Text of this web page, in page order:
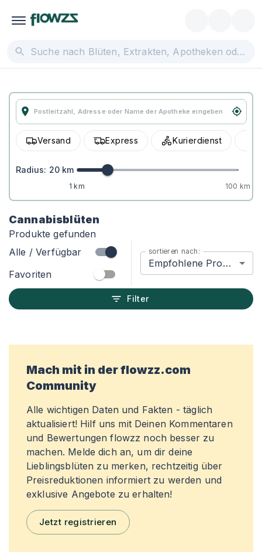
Versand Express Kurierdienst
Radius: 20 km
1 km 100 km
Cannabisblüten
Produkte gefunden
Alle / Verfügbar
Favoriten
sortieren nach:
Empfohlene Produkte
Filter
Mach mit in der flowzz.com
Community
Alle wichtigen Daten und Fakten - täglich
aktualisiert! Hilf uns mit Deinen Kommentaren
und Bewertungen flowzz noch besser zu
machen. Melde dich an, um dir deine
Lieblingsblüten zu merken, rechtzeitig über
Preisreduktionen informiert zu werden und
exklusive Angebote zu erhalten!
Jetzt registrieren